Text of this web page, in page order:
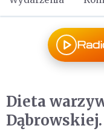
Dieta